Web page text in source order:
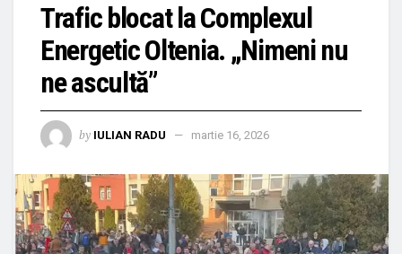
Trafic blocat la Complexul
Energetic Oltenia. „Nimeni nu
ne ascultă”
by IULIAN RADU martie 16, 2026